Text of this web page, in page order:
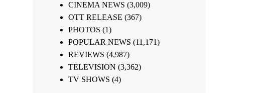
CINEMA NEWS (3,009)
OTT RELEASE (367)
PHOTOS (1)
POPULAR NEWS (11,171)
REVIEWS (4,987)
TELEVISION (3,362)
TV SHOWS (4)